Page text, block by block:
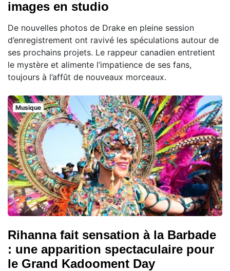
images en studio
De nouvelles photos de Drake en pleine session
d’enregistrement ont ravivé les spéculations autour de
ses prochains projets. Le rappeur canadien entretient
le mystère et alimente l’impatience de ses fans,
toujours à l’affût de nouveaux morceaux.
Musique
Rihanna fait sensation à la Barbade
: une apparition spectaculaire pour
le Grand Kadooment Day